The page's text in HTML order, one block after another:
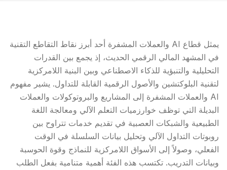
يمثل قطاع AI والعملات المشفرة أحد أبرز نقاط التقاطع التقنية
في المشهد المالي الرقمي الحديث، إذ يجمع بين القدرات
التحليلية والتنبؤية للذكاء الاصطناعي وبين البنية اللامركزية
لتقنية البلوكتشين والأصول الرقمية القابلة للتداول. يشير مفهوم
AI والعملات المشفرة إلى المشاريع والبروتوكولات و
العملات
البديلة التي توظف خوارزميات التعلم الآلي ومعالجة اللغة
الطبيعية والشبكات العصبية في تقديم خدمات تتراوح بين
روبوتات التداول الآلي وتحليل بيانات السلسلة في الوقت
الفعلي، وصولاً إلى الأسواق اللامركزية للنماذج وقوة الحوسبة
وبيانات التدريب. تكتسب هذه الفئة أهمية متنامية بفعل الطلب